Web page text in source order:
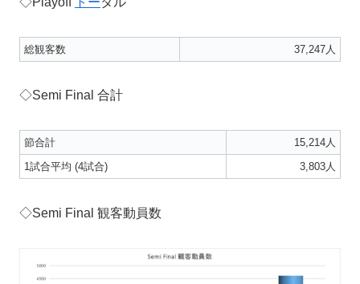
総観客数 37,247人
◇Semi Final 合計
節合計
15,214人
1試合平均 (4試合)
3,803人
◇Semi Final 観客動員数